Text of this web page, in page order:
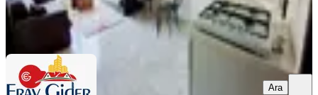
ERAY GİDER GAYRİMENKULEray Gider
Ara